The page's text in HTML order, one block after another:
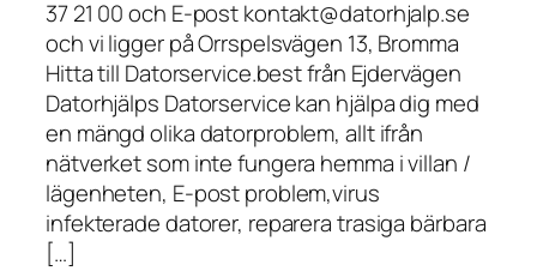
37 21 00 och E-post kontakt@datorhjalp.se
och vi ligger på Orrspelsvägen 13, Bromma
Hitta till Datorservice.best från Ejdervägen
Datorhjälps Datorservice kan hjälpa dig med
en mängd olika datorproblem, allt ifrån
nätverket som inte fungera hemma i villan /
lägenheten, E-post problem,virus
infekterade datorer, reparera trasiga bärbara
[…]